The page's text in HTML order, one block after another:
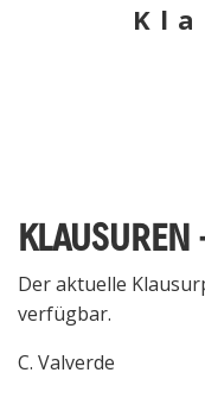
Der aktuelle
verfügbar.
C. Valverde